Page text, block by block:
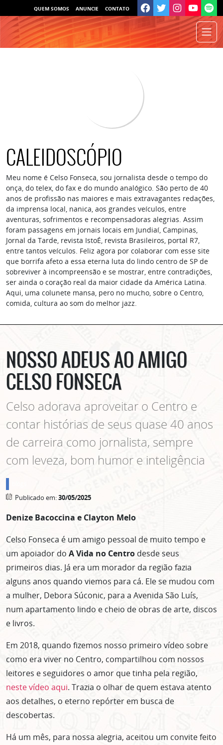
QUEM SOMOS ANUNCIE CONTATO
CALEIDOSCÓPIO
Meu nome é Celso Fonseca, sou jornalista desde o tempo do
onça, do telex, do fax e do mundo analógico. São perto de 40
anos de profissão nas maiores e mais extravagantes redações,
da imprensa local, nanica, aos grandes veículos, entre
aventuras, sofrimentos e recompensadoras alegrias. Assim
foram passagens em jornais locais em Jundiaí, Campinas,
Jornal da Tarde, revista IstoÉ, revista Brasileiros, portal R7,
entre tantos veículos. Feliz agora por colaborar com esse site
que borrifa afeto a essa eterna luta do lindo centro de SP de
sobreviver à incompreensão e se mostrar, entre contradições,
ser ainda o coração real da maior cidade da América Latina.
Aqui, uma colunete mansa, pero no mucho, sobre o Centro,
comida, cultura ao som do melhor jazz.
NOSSO ADEUS AO AMIGO
CELSO FONSECA
Celso adorava aproveitar o Centro e
contar histórias de seus quase 40 anos
de carreira como jornalista, sempre
com leveza, bom humor e inteligência
Publicado em:30/05/2025
Denize Bacoccina e Clayton Melo
Celso Fonseca é um amigo pessoal de muito tempo e
um apoiador do A Vida no Centro desde seus
primeiros dias. Já era um morador da região fazia
alguns anos quando viemos para cá. Ele se mudou com
a mulher, Debora Súconic, para a Avenida São Luís,
num apartamento lindo e cheio de obras de arte, discos
e livros.
Em 2018, quando fizemos nosso primeiro vídeo sobre
como era viver no Centro, compartilhou com nossos
leitores e seguidores o amor que tinha pela região,
neste vídeo aqui. Trazia o olhar de quem estava atento
aos detalhes, o eterno repórter em busca de
descobertas.
Há um mês, para nossa alegria, aceitou um convite feito